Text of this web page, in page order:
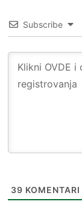
Subscribe
39 KOMENTARI